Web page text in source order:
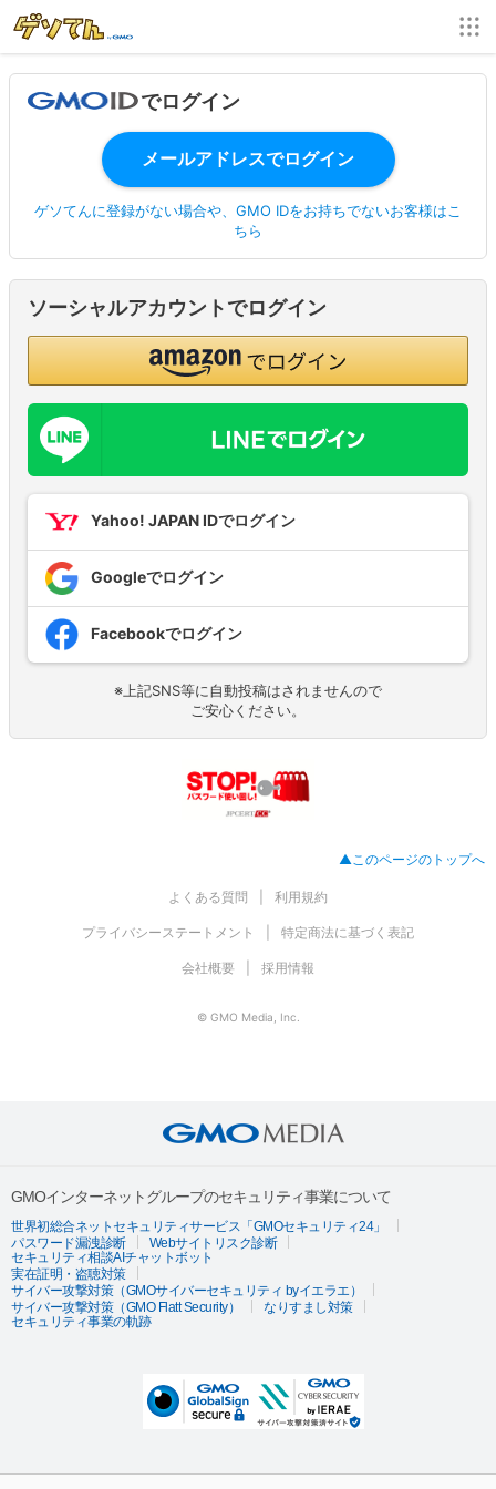
でログイン
ゲソてんに登録がない場合や、GMO IDをお持ちでないお客様はこ
ちら
ソーシャルアカウントでログイン
Yahoo! JAPAN IDでログイン
Googleでログイン
Facebookでログイン
※上記SNS等に自動投稿はされませんので
ご安心ください。
▲このページのトップへ
よくある質問 利用規約
プライバシーステートメント 特定商法に基づく表記
会社概要 採用情報
© GMO Media, Inc.
GMOインターネットグループのセキュリティ事業について
世界初総合ネットセキュリティサービス「GMOセキュリティ24」
パスワード漏洩診断
Webサイトリスク診断
セキュリティ相談AIチャットボット
実在証明・盗聴対策
サイバー攻撃対策（GMOサイバーセキュリティ byイエラエ）
サイバー攻撃対策（GMO Flatt Security）
なりすまし対策
セキュリティ事業の軌跡